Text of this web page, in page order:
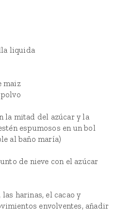
liquida
maiz
la mitad del azúcar y la
espumosos en un bol
al baño maría)
de nieve con el azúcar
harinas, el cacao y
envolventes, añadir